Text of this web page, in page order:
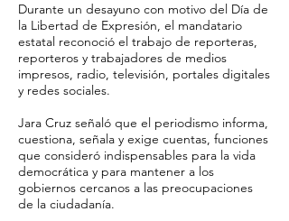
Durante un desayuno con motivo del Día de
la Libertad de Expresión, el mandatario
estatal reconoció el trabajo de reporteras,
reporteros y trabajadores de medios
impresos, radio, televisión, portales digitales
y redes sociales.
Jara Cruz señaló que el periodismo informa,
cuestiona, señala y exige cuentas, funciones
que consideró indispensables para la vida
democrática y para mantener a los
gobiernos cercanos a las preocupaciones
de la ciudadanía.